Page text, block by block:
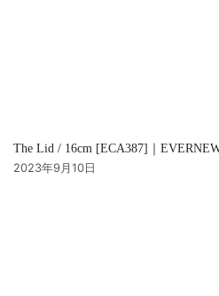
The Lid / 16cm [ECA387]｜
2023年9月10日